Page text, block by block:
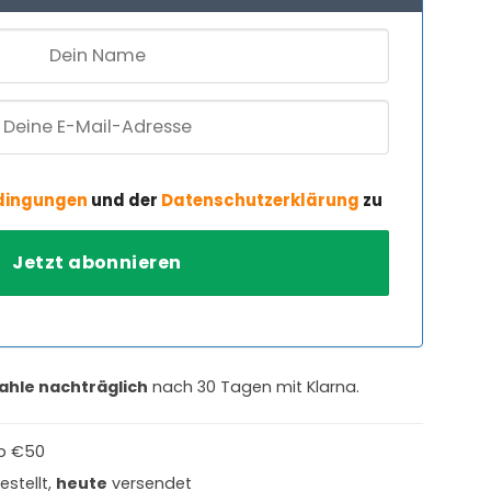
und der Datenschutzerklärung zu
nachträglich nach 30 Tagen mit Klarna.
€50
heute versendet